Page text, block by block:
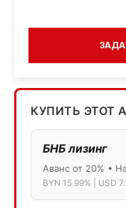
КУПИТЬ ЭТОТ
БНБ лизинг
Аванс от 20% •
BYN 15.99% | USD